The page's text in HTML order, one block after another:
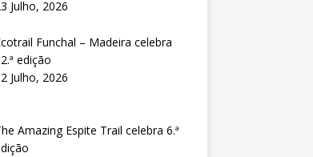
Julho, 2026
Funchal – Madeira celebra
edição
Julho, 2026
Amazing Espite Trail celebra 6.ª